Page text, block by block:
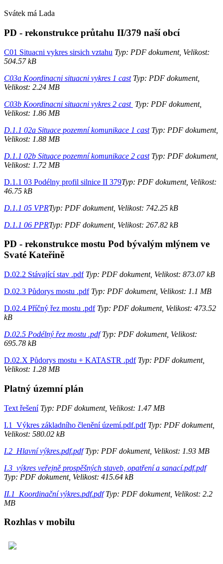
Svátek má Lada
PD - rekonstrukce průtahu II/379 naší obcí
C01 Situacni vykres sirsich vztahu Typ: PDF dokument, Velikost:
504.57 kB
C03a Koordinacni situacni vykres 1 castTyp: PDF dokument,
Velikost: 2.24 MB
C03b Koordinacni situacni vykres 2 cast Typ: PDF dokument,
Velikost: 1.86 MB
D.1.1 02a Situace pozemní komunikace 1 castTyp: PDF dokument,
Velikost: 1.88 MB
D.1.1 02b Situace pozemní komunikace 2 castTyp: PDF dokument,
Velikost: 1.72 MB
D.1.1 03 Podélny profil silnice II 379Typ: PDF dokument, Velikost:
46.75 kB
D.1.1 05 VPRTyp: PDF dokument, Velikost: 742.25 kB
D.1.1 06 PPRTyp: PDF dokument, Velikost: 267.82 kB
PD - rekonstrukce mostu Pod bývalým mlýnem ve
Svaté Kateřině
D.02.2 Stávající stav .pdfTyp: PDF dokument, Velikost: 873.07 kB
D.02.3 Půdorys mostu .pdfTyp: PDF dokument, Velikost: 1.1 MB
D.02.4 Příčný řez mostu .pdfTyp: PDF dokument, Velikost: 473.52
kB
D.02.5 Podélný řez mostu .pdfTyp: PDF dokument, Velikost:
695.78 kB
D.02.X Půdorys mostu + KATASTR .pdfTyp: PDF dokument,
Velikost: 1.28 MB
Platný územní plán
Text řešeníTyp: PDF dokument, Velikost: 1.47 MB
I.1_Výkres základního členění území.pdf.pdfTyp: PDF dokument,
Velikost: 580.02 kB
I.2_Hlavní výkres.pdf.pdfTyp: PDF dokument, Velikost: 1.93 MB
I.3_výkres veřejně prospěšných staveb, opatření a sanací.pdf.pdf
Typ: PDF dokument, Velikost: 415.64 kB
II.1_Koordinační výkres.pdf.pdfTyp: PDF dokument, Velikost: 2.2
MB
Rozhlas v mobilu